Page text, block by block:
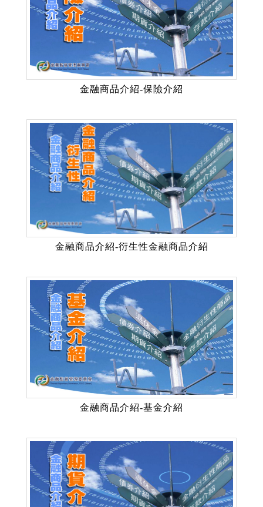
金融商品介紹-保險介紹
金融商品介紹-衍生性金融商品介紹
金融商品介紹-基金介紹